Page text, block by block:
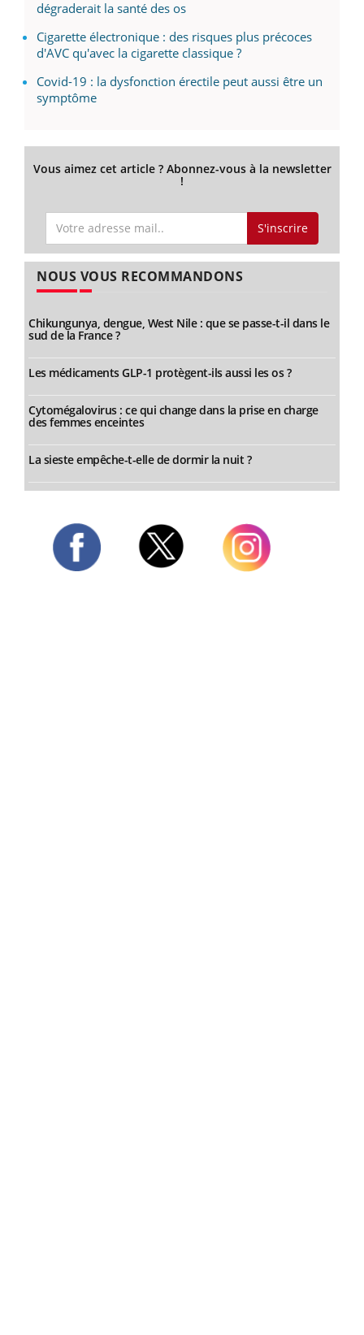
dégraderait la santé des os
Cigarette électronique : des risques plus précoces
d'AVC qu'avec la cigarette classique ?
Covid-19 : la dysfonction érectile peut aussi être un
symptôme
Vous aimez cet article ? Abonnez-vous à la newsletter
!
S'inscrire
NOUS VOUS RECOMMANDONS
Chikungunya, dengue, West Nile : que se passe-t-il dans le
sud de la France ?
Les médicaments GLP-1 protègent-ils aussi les os ?
Cytomégalovirus : ce qui change dans la prise en charge
des femmes enceintes
La sieste empêche-t-elle de dormir la nuit ?